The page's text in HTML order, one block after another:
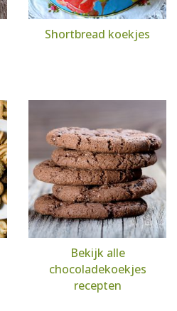
Shortbread koekjes
Bekijk alle
chocoladekoekjes
recepten